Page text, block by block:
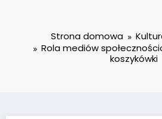
Strona domowa
Rola mediów
koszykówki